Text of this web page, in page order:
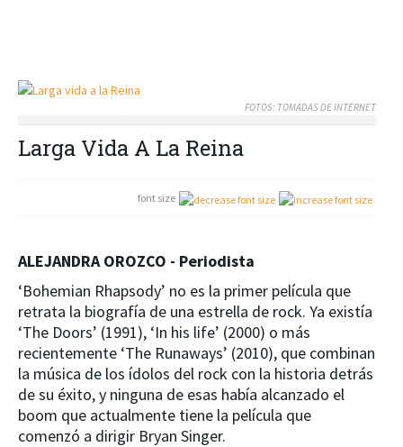
FOTOS: TOMADAS DE INTERNET
Larga Vida A La Reina
font size
ALEJANDRA OROZCO - Periodista
‘Bohemian Rhapsody’ no es la primer película que
retrata la biografía de una estrella de rock. Ya existía
‘The Doors’ (1991), ‘In his life’ (2000) o más
recientemente ‘The Runaways’ (2010), que combinan
la música de los ídolos del rock con la historia detrás
de su éxito, y ninguna de esas había alcanzado el
boom que actualmente tiene la película que
comenzó a dirigir Bryan Singer.